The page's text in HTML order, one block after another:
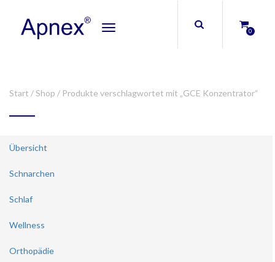
Toggle
0
Start /Shop / Produkte verschlagwortet mit „GCE Konzentrator“
Übersicht
Schnarchen
Schlaf
Wellness
Orthopädie